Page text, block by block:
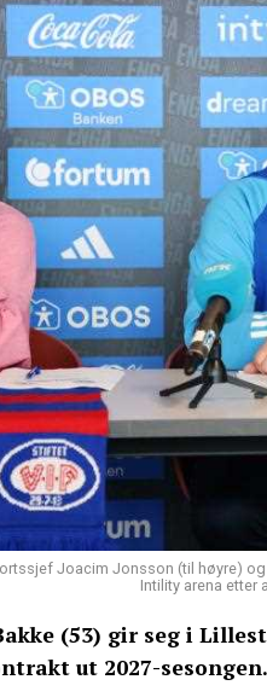
Joacim Jonsson (til høyre)
Intility arena etter
(53) gir seg i
ut 2027-sesongen.